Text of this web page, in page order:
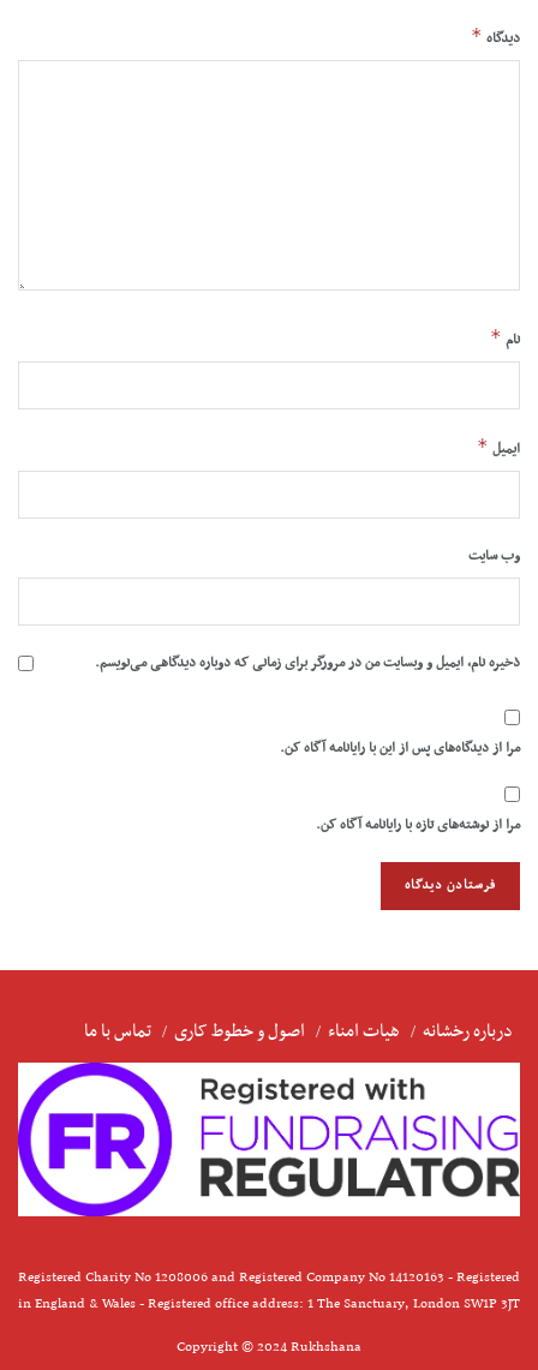
دیدگاه *
نام *
ایمیل *
وب‌ سایت
ذخیره نام، ایمیل و وبسایت من در مرورگر برای زمانی که دوباره دیدگاهی می‌نویسم.
مرا از دیدگاه‌های پس از این با رایانامه آگاه کن.
مرا از نوشته‌های تازه با رایانامه آگاه کن.
درباره رخشانه هیات امناء اصول و خطوط کاری تماس با ما
Registered Charity No 1208006 and Registered Company No 14120163 - Registered
in England & Wales - Registered office address: 1 The Sanctuary, London SW1P 3JT
Copyright © 2024 Rukhshana